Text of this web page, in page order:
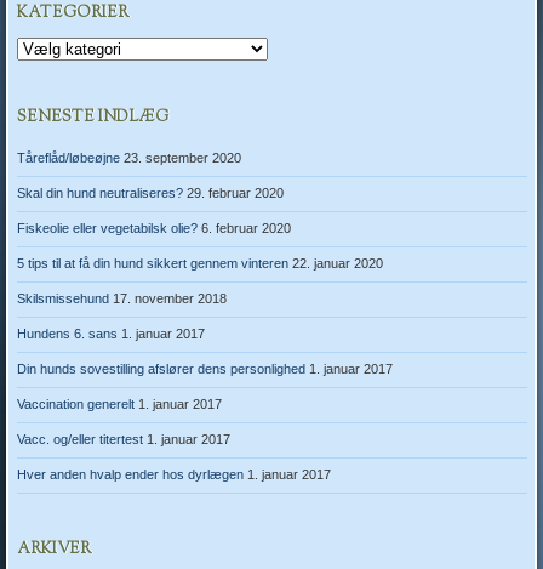
KATEGORIER
Kategorier
SENESTE INDLÆG
Tåreflåd/løbeøjne 23. september 2020
Skal din hund neutraliseres? 29. februar 2020
Fiskeolie eller vegetabilsk olie? 6. februar 2020
5 tips til at få din hund sikkert gennem vinteren 22. januar 2020
Skilsmissehund 17. november 2018
Hundens 6. sans 1. januar 2017
Din hunds sovestilling afslører dens personlighed 1. januar 2017
Vaccination generelt 1. januar 2017
Vacc. og/eller titertest 1. januar 2017
Hver anden hvalp ender hos dyrlægen 1. januar 2017
ARKIVER